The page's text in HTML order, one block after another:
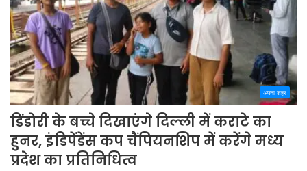
अपना शहर
डिंडोरी के बच्चे दिखाएंगे दिल्ली में कराटे का
हुनर, इंडिपेंडेंस कप चैंपियनशिप में करेंगे मध्य
प्रदेश का प्रतिनिधित्व